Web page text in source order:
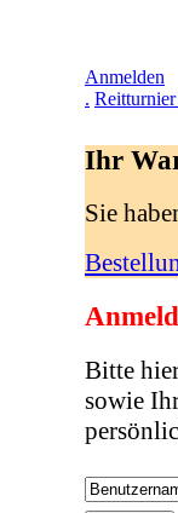
Anmelden
.
Ihr
Sie
Bitte
sowie